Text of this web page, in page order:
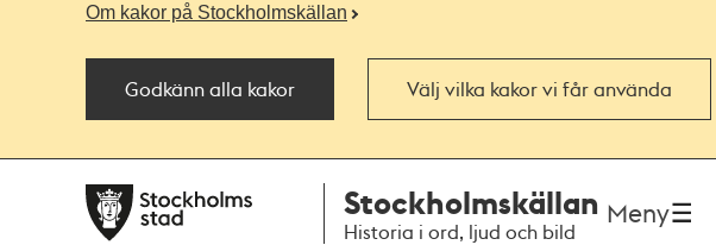
Om kakor på Stockholmskällan
Godkänn alla kakor Välj vilka kakor vi får använda
navigationen
huvudinnehållet
Stockholmskällan
Historia i ord, ljud och bild
Meny